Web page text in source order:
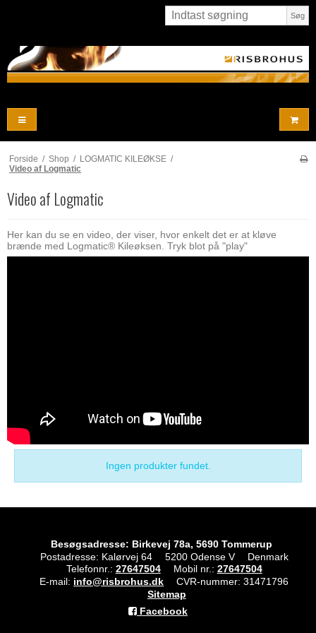
Søg
Forside / Shop / LOGMATIC KILEØKSE /
Video af Logmatic
Video af Logmatic
Her kan du se en video, der viser, hvor enkelt det er at kløve
brænde med Logmatic® Kileøksen. Tryk blot på "play"
Ingen produkter fundet.
Besøgsadresse: Birkevej 78a, 5690 Tommerup
Postadresse: Kalørvej 64
5200 Odense V
Denmark
Telefonnr.: 27647504 Mobil nr.: 27647504
E-mail: info@risbrohus.dk CVR-nummer: 31471796
Sitemap
Facebook